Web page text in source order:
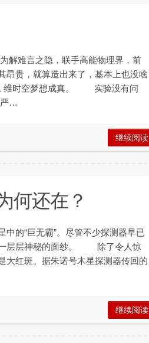
难言之隐，联手高能物理界，前
昂贵，就算造出来了，基本上也没啥
维时空梦想成真。 实验没有问
…
继续阅读
何还在？
的“巨无霸”。尽管不少探测器早已
一层层神秘的面纱。 除了令人惊
大红斑。据朱诺号木星探测器传回的
继续阅读